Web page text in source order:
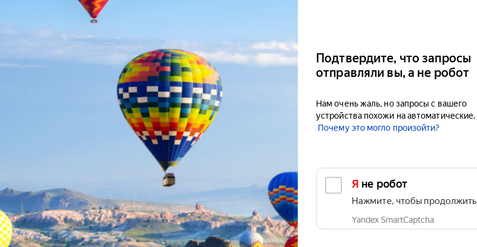
Подтвердите, что запросы
отправляли вы, а не робот
Нам очень жаль, но запросы с вашего
устройства похожи на автоматические.
Почему это могло произойти?
Я не робот
Нажмите, чтобы продолжить
Yandex SmartCaptcha